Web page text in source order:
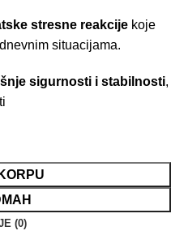
stresne reakcije koje
situacijama.
sigurnosti i stabilnosti,
(0)